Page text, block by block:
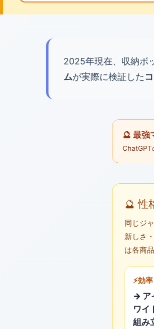
2025年現在、収納ボ
ムが実際に検証した
🔮 最強
ChatGPT
🔮 性
同じジ
新しさ
は各商
⚡効
→ ア
ワイ
組み